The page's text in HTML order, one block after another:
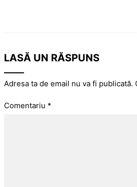
LASĂ UN RĂSPUNS
Adresa ta de email nu va fi publicată.
Comentariu *